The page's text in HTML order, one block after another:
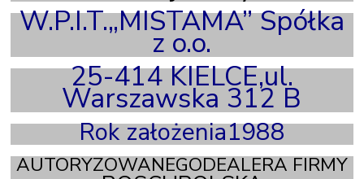
W.P.I.T.„MISTAMA” Spółka
z o.o.
25-414 KIELCE,ul.
Warszawska 312 B
Rok założenia1988
AUTORYZOWANEGODEALERA FIRMY